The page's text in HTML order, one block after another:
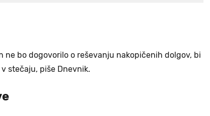
ne bo dogovorilo o reševanju nakopičenih dolgov, bi
stečaju, piše Dnevnik.